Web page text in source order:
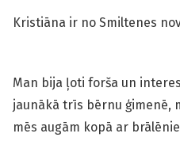
Kristiāna ir no Smiltenes
Man bija ļoti forša un
jaunākā trīs bērnu ģimenē,
mēs augām kopā ar